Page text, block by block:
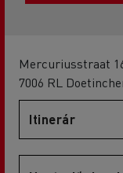
Mercuriusstraat
7006 RL
Itinerár